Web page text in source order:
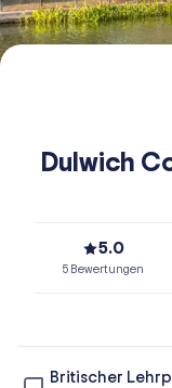
Dulwich
5.0
5 Bewertungen
Britischer